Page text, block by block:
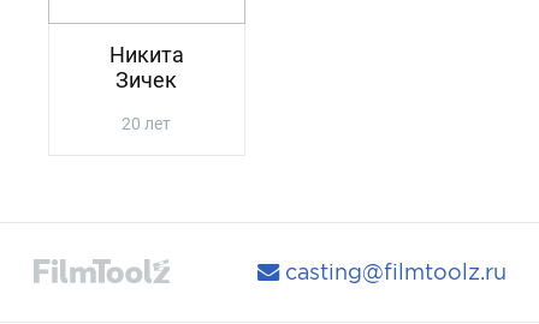
Никита
Зичек
20 лет
casting@filmtoolz.ru